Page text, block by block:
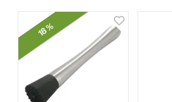
18 %